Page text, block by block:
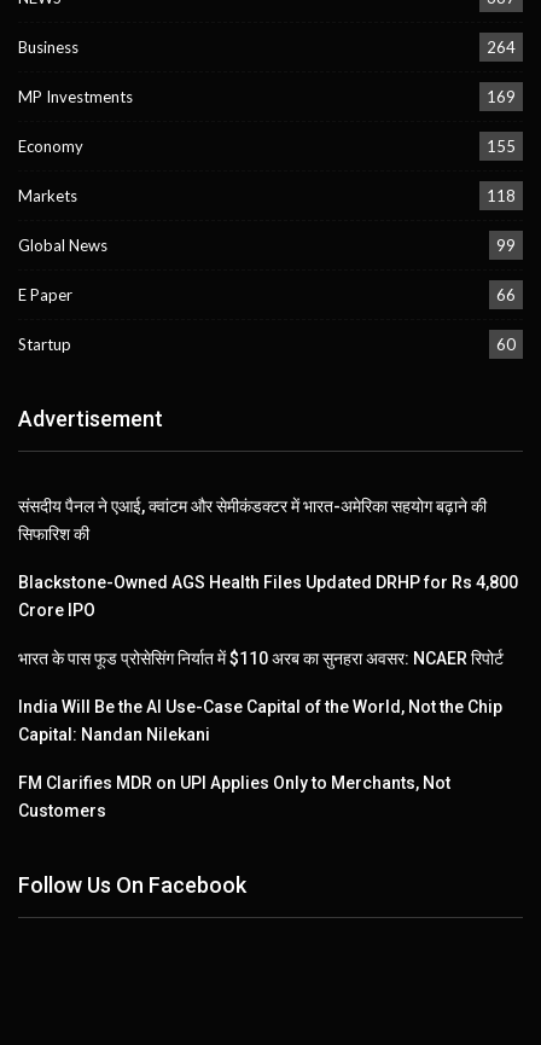
Business 264
MP Investments 169
Economy 155
Markets 118
Global News 99
E Paper 66
Startup 60
Advertisement
संसदीय पैनल ने एआई, क्वांटम और सेमीकंडक्टर में भारत-अमेरिका सहयोग बढ़ाने की
सिफारिश की
Blackstone-Owned AGS Health Files Updated DRHP for Rs 4,800
Crore IPO
भारत के पास फूड प्रोसेसिंग निर्यात में $110 अरब का सुनहरा अवसर: NCAER रिपोर्ट
India Will Be the AI Use-Case Capital of the World, Not the Chip
Capital: Nandan Nilekani
FM Clarifies MDR on UPI Applies Only to Merchants, Not
Customers
Follow Us On Facebook